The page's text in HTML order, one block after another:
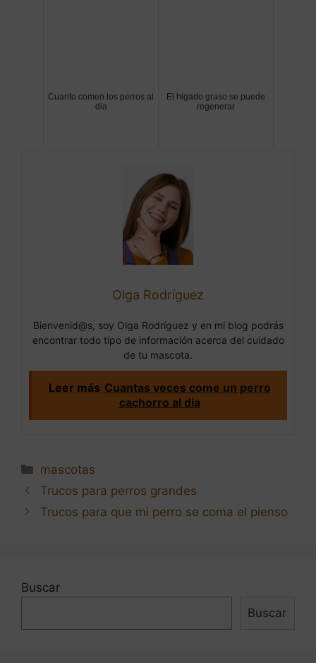
Cuanto comen los perros al
dia
El higado graso se puede
regenerar
Olga Rodríguez
Bienvenid@s, soy Olga Rodríguez y en mi blog podrás
encontrar todo tipo de información acerca del cuidado
de tu mascota.
Leer más Cuantas veces come un perro
cachorro al dia
Categorías
mascotas
Navegación
de
Trucos para perros grandes
Trucos para que mi perro se coma el pienso
Buscar
Buscar